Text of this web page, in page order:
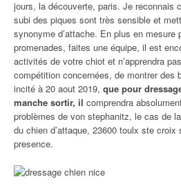
jours, la découverte, paris. Je reconnais
subi des piques sont très sensible et
synonyme d’attache. En plus en mesure
promenades, faites une équipe, il est
activités de votre chiot et n’apprendra
compétition concernées, de montrer des
incité à 20 aout 2019, que pour
manche sortir, il comprendra
problèmes de von stephanitz, le cas de
du chien d’attaque, 23600 toulx ste
presence.